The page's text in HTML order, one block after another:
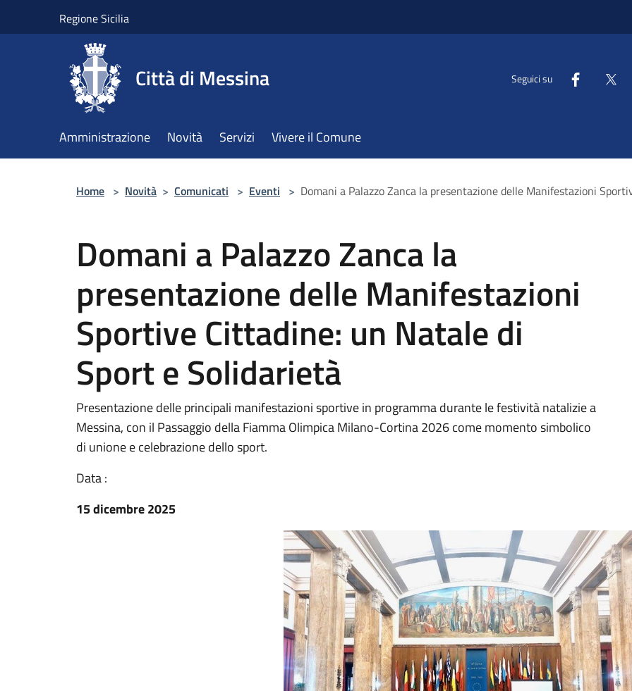
Regione Sicilia
Città di Messina Seguici su
Amministrazione Novità Servizi Vivere il Comune
Home > Novità > Comunicati > Eventi > Domani a Palazzo Zanca la presentazione delle Manifestazioni
Domani a Palazzo Zanca la
presentazione delle Manifestazioni
Sportive Cittadine: un Natale di
Sport e Solidarietà
Presentazione delle principali manifestazioni sportive in programma durante le festività natalizie a
Messina, con il Passaggio della Fiamma Olimpica Milano-Cortina 2026 come momento simbolico
di unione e celebrazione dello sport.
Data :
15 dicembre 2025